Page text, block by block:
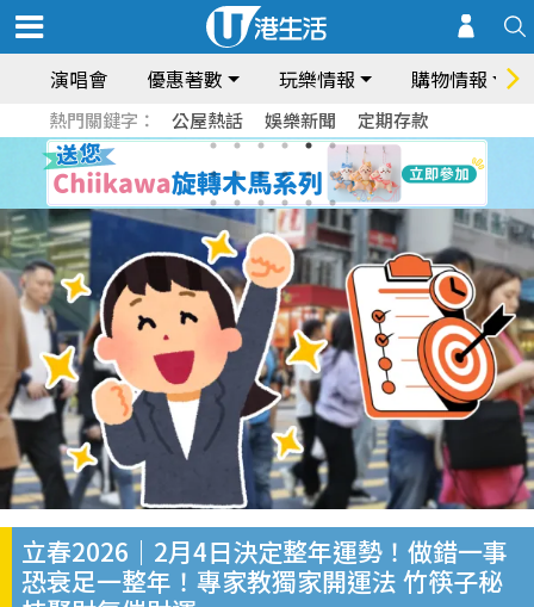
演唱會 優惠著數 玩樂情報 購物情報
熱門關鍵字： 公屋熱話 娛樂新聞 定期存款
立春2026｜2月4日決定整年運勢！做錯一事
恐衰足一整年！專家教獨家開運法 竹筷子秘